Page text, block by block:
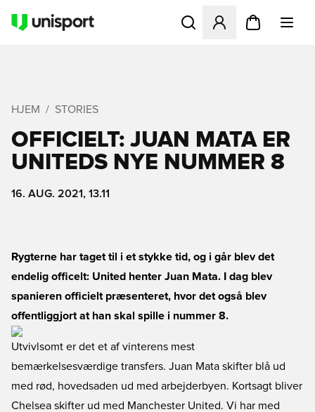
Åbner en Modal til at
HJEM STORIES
OFFICIELT: JUAN MATA ER
UNITEDS NYE NUMMER 8
16. AUG. 2021, 13.11
Rygterne har taget til i et stykke tid, og i går blev det
endelig officelt: United henter Juan Mata. I dag blev
spanieren officielt præsenteret, hvor det også blev
offentliggjort at han skal spille i nummer 8.
Utvivlsomt er det et af vinterens mest
bemærkelsesværdige transfers. Juan Mata skifter blå ud
med rød, hovedsaden ud med arbejderbyen. Kortsagt bliver
Chelsea skifter ud med Manchester United. Vi har med